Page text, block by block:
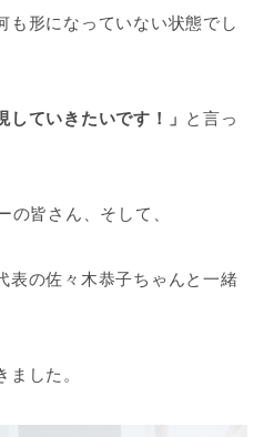
も形になっていない状態でし
していきたいです！」 と言っ
の皆さん、そして、
表の佐々木恭子ちゃんと一緒
した。